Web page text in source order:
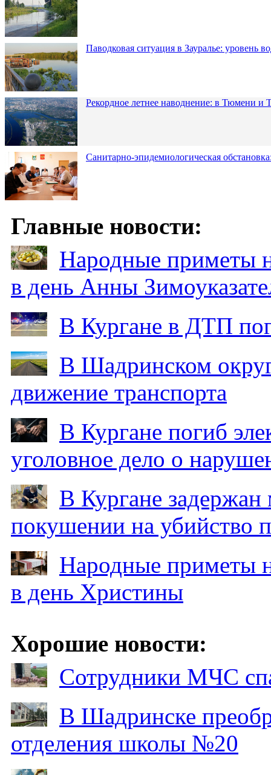
Паводковая ситуация в Зауралье: уровень
Рекордное летнее наводнение: в Тюмени и
Санитарно-эпидемиологическая
Главные новости:
Народные приметы
в день Анны
В Кургане в ДТП
В Шадринском
движение транспорта
В Кургане погиб
уголовное дело о
В Кургане
покушении на убийство
Народные приметы
в день Христины
Хорошие новости:
Сотрудники МЧС
В Шадринске
отделения школы №20